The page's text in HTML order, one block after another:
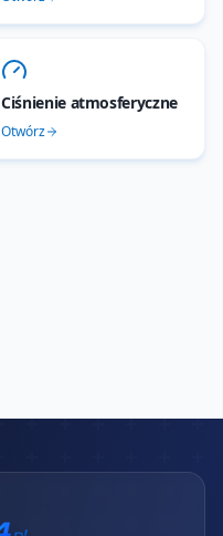
Ciśnienie atmosferyczne
Otwórz